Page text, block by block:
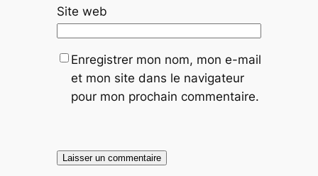
Site web
Enregistrer mon nom, mon e-mail
et mon site dans le navigateur
pour mon prochain commentaire.